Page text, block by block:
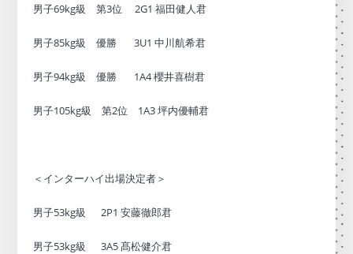
男子69kg級 第3位 2G1 福田健人君
男子85kg級 優勝 3U1 中川航希君
男子94kg級 優勝 1A4 櫻井喜樹君
男子105kg級 第2位 1A3 坪内優輔君
＜インターハイ出場決定者＞
男子53kg級 2P1 安藤徹郎君
男子53kg級 3A5 髙松健介君